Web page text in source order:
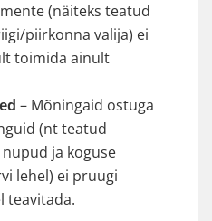
(näiteks teatud
piirkonna valija) ei
toimida ainult
– Mõningaid ostuga
(nt teatud
nupud ja koguse
lehel) ei pruugi
teavitada.